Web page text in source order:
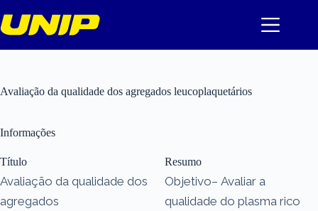
para
o
Avaliação da qualidade dos agregados leucoplaquetários
Informações
Título
Avaliação da qualidade dos
agregados
Resumo
Objetivo– Avaliar a
qualidade do plasma rico